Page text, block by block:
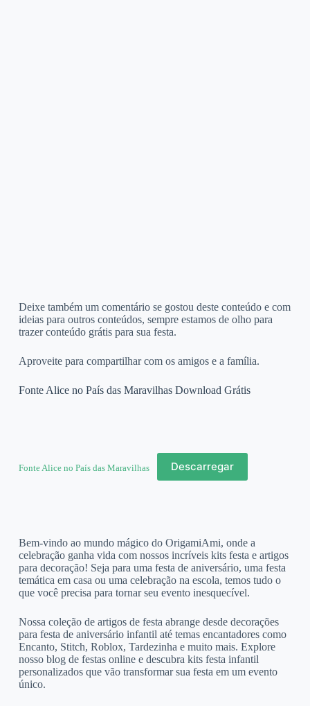
Deixe também um comentário se gostou deste conteúdo e com
ideias para outros conteúdos, sempre estamos de olho para
trazer conteúdo grátis para sua festa.
Aproveite para compartilhar com os amigos e a família.
Fonte Alice no País das Maravilhas Download Grátis
Fonte Alice no País das Maravilhas Descarregar
Bem-vindo ao mundo mágico do OrigamiAmi, onde a
celebração ganha vida com nossos incríveis kits festa e artigos
para decoração! Seja para uma festa de aniversário, uma festa
temática em casa ou uma celebração na escola, temos tudo o
que você precisa para tornar seu evento inesquecível.
Nossa coleção de artigos de festa abrange desde decorações
para festa de aniversário infantil até temas encantadores como
Encanto, Stitch, Roblox, Tardezinha e muito mais. Explore
nosso blog de festas online e descubra kits festa infantil
personalizados que vão transformar sua festa em um evento
único.